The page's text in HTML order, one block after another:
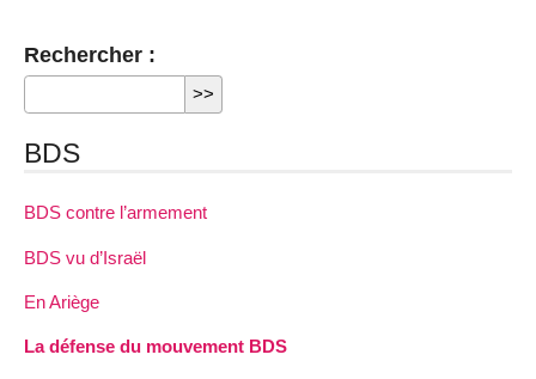
Rechercher :
BDS
BDS contre l’armement
BDS vu d’Israël
En Ariège
La défense du mouvement BDS